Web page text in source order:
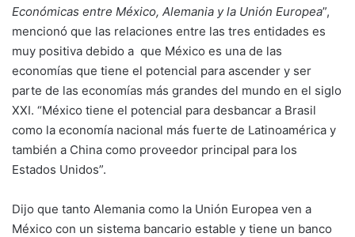
Económicas entre México, Alemania y la Unión Europea”,
mencionó que las relaciones entre las tres entidades es
muy positiva debido a que México es una de las
economías que tiene el potencial para ascender y ser
parte de las economías más grandes del mundo en el siglo
XXI. “México tiene el potencial para desbancar a Brasil
como la economía nacional más fuerte de Latinoamérica y
también a China como proveedor principal para los
Estados Unidos”.
Dijo que tanto Alemania como la Unión Europea ven a
México con un sistema bancario estable y tiene un banco